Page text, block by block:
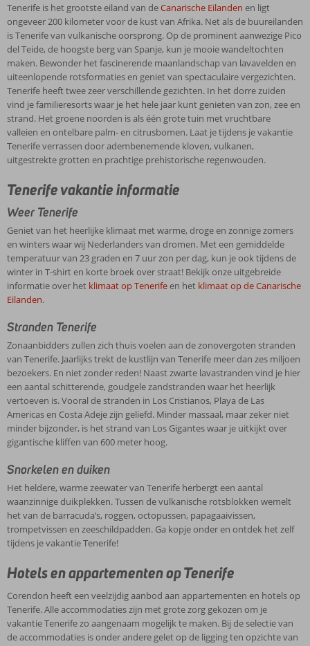
Tenerife is het grootste eiland van deCanarische Eilanden en ligt
ongeveer 200 kilometer voor de kust van Afrika. Net als de buureilanden
is Tenerife van vulkanische oorsprong. Op de prominent aanwezige Pico
del Teide, de hoogste berg van Spanje, kun je mooie wandeltochten
maken. Bewonder het fascinerende maanlandschap van lavavelden en
uiteenlopende rotsformaties en geniet van spectaculaire vergezichten.
Tenerife heeft twee zeer verschillende gezichten. In het dorre zuiden
vind je familieresorts waar je het hele jaar kunt genieten van zon, zee en
strand. Het groene noorden is als één grote tuin met vruchtbare
valleien en ontelbare palm- en citrusbomen. Laat je tijdens je vakantie
Tenerife verrassen door adembenemende kloven, vulkanen,
uitgestrekte grotten en prachtige prehistorische regenwouden.
Tenerife vakantie informatie
Weer Tenerife
Geniet van het heerlijke klimaat met warme, droge en zonnige zomers
en winters waar wij Nederlanders van dromen. Met een gemiddelde
temperatuur van 23 graden en 7 uur zon per dag, kun je ook tijdens de
winter in T-shirt en korte broek over straat! Bekijk onze uitgebreide
informatie over het klimaat op Tenerifeen het klimaat op de Canarische
Eilanden.
Stranden Tenerife
Zonaanbidders zullen zich thuis voelen aan de zonovergoten stranden
van Tenerife. Jaarlijks trekt de kustlijn van Tenerife meer dan zes miljoen
bezoekers. En niet zonder reden! Naast zwarte lavastranden vind je hier
een aantal schitterende, goudgele zandstranden waar het heerlijk
vertoeven is. Vooral de stranden in Los Cristianos, Playa de Las
Americas en Costa Adeje zijn geliefd. Minder massaal, maar zeker niet
minder bijzonder, is het strand van Los Gigantes waar je uitkijkt over
gigantische kliffen van 600 meter hoog.
Snorkelen en duiken
Het heldere, warme zeewater van Tenerife herbergt een aantal
waanzinnige duikplekken. Tussen de vulkanische rotsblokken wemelt
het van de barracuda’s, roggen, octopussen, papagaaivissen,
trompetvissen en zeeschildpadden. Ga kopje onder en ontdek het zelf
tijdens je vakantie Tenerife!
Hotels en appartementen op Tenerife
Corendon heeft een veelzijdig aanbod aan appartementen en hotels op
Tenerife. Alle accommodaties zijn met grote zorg gekozen om je
vakantie Tenerife zo aangenaam mogelijk te maken. Bij de selectie van
de accommodaties is onder andere gelet op de ligging ten opzichte van